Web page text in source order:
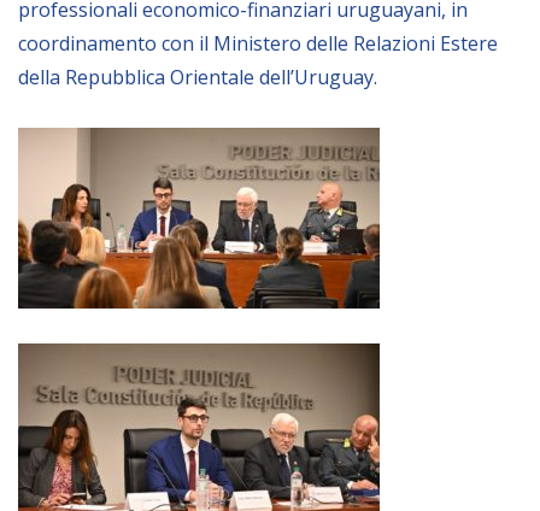
Video
Audio
BIBLIOTECA
Catalogo
Pubblicazioni
Bandi
Borse di studio
Alta Formazione
professionali economico-finanziari uruguayani, in
coordinamento con il Ministero delle Relazioni Estere
della Repubblica Orientale dell’Uruguay.